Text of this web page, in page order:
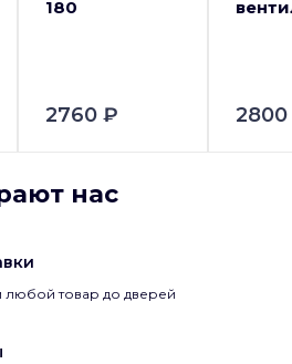
180
2760 ₽
нас
любой товар до дверей